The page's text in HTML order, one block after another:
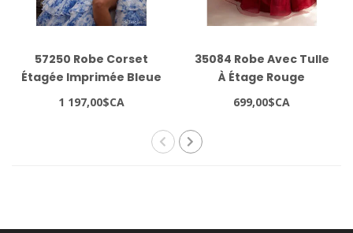
57250 Robe Corset
Étagée Imprimée Bleue
1 197,00$CA
35084 Robe Avec Tulle
À Étage Rouge
699,00$CA